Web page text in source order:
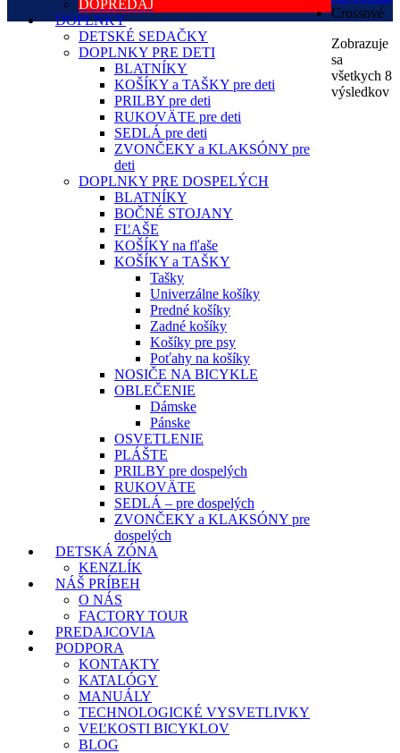
DOPREDAJ
DOPLNKY
DETSKÉ SEDAČKY
DOPLNKY PRE DETI
BLATNÍKY
KOŠÍKY a TAŠKY pre deti
PRILBY pre deti
RUKOVÄTE pre deti
SEDLÁ pre deti
ZVONČEKY a KLAKSÓNY pre
deti
DOPLNKY PRE DOSPELÝCH
BLATNÍKY
BOČNÉ STOJANY
FĽAŠE
KOŠÍKY na fľaše
KOŠÍKY a TAŠKY
Tašky
Univerzálne košíky
Predné košíky
Zadné košíky
Košíky pre psy
Poťahy na košíky
NOSIČE NA BICYKLE
OBLEČENIE
Dámske
Pánske
OSVETLENIE
PLÁŠTE
PRILBY pre dospelých
RUKOVÄTE
SEDLÁ – pre dospelých
ZVONČEKY a KLAKSÓNY pre
dospelých
DETSKÁ ZÓNA
KENZLÍK
NÁŠ PRÍBEH
O NÁS
FACTORY TOUR
PREDAJCOVIA
PODPORA
KONTAKTY
KATALÓGY
MANUÁLY
TECHNOLOGICKÉ VYSVETLIVKY
VEĽKOSTI BICYKLOV
BLOG
Crossové
Zobrazuje
sa
všetkych 8
výsledkov